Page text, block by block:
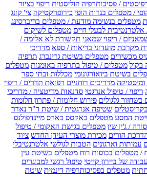
/ פסיכותרפיה הוליסטית ריפוי בציור
/ מטפלים בנרות הופי כירופרקטיקה צי' קונג
מטפלים בנשימה מודעת / מטפלים בריברסינג
לבעלי חיים מטפלים לשיקום
/ ריפוי שמאני תקשורת לא אלימה /
מקרבת מועדוני בריאות / ספא מדריכי
מכשירים מטפלים בשיטת גרינברג תרפיה
בקול מטפלים / טיפול בתרפיה באומנות מטפלים
בשיטת ביואורגונומי מכללות ובתי ספר
מדריכים רוחניים רפואת תדרים / ריפוי
ריפוי / טיפול אנרגטי סדנאות מדיטציה / מדריכי
גלגולים פירוש חלומות / פתרון חלומות
שטיפה אנרגטית / שיטת ד"ר נאדר
המסע מטפלים באקסס בארס מיינדפולנס
/ ג'ין שין מטפלים בגישת האקומי / טיפול
הורים מכירת מוצרי העידן החדש ציוד
עמותות וארגונים הטבות לגולשי אלטרנטיבלי
/ מטפלים בכוסות רוח מטפלים בשיטת עין
של ביירון קייטי טיפול רגשי למבוגרים
מטפלים בפסיכותרפיה דינמית שיטת